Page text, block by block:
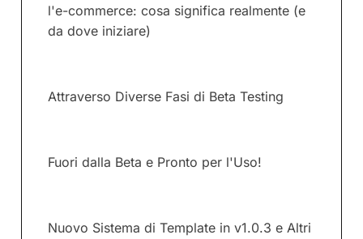
l'e-commerce: cosa significa realmente (e
da dove iniziare)
Attraverso Diverse Fasi di Beta Testing
Fuori dalla Beta e Pronto per l'Uso!
Nuovo Sistema di Template in v1.0.3 e Altri